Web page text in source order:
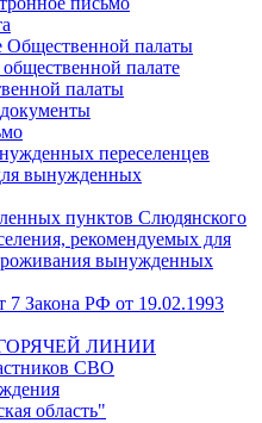
Общественной палаты
палате
палаты
переселенцев
вынужденных
пунктов Слюдянского
рекомендуемых для
вынужденных
7 Закона РФ от 19.02.1993
ЛИНИИ
СВО
область"